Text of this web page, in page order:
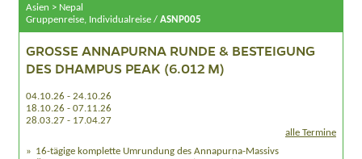
Asien > Nepal
Gruppenreise, Individualreise / ASNP005
GROSSE ANNAPURNA RUNDE & BESTEIGUNG D
ES DHAMPUS PEAK (6.012 M)
04.10.26 - 24.10.26
18.10.26 - 07.11.26
28.03.27 - 17.04.27
alle Termine
16-tägige komplette Umrundung des Annapurna-Massivs